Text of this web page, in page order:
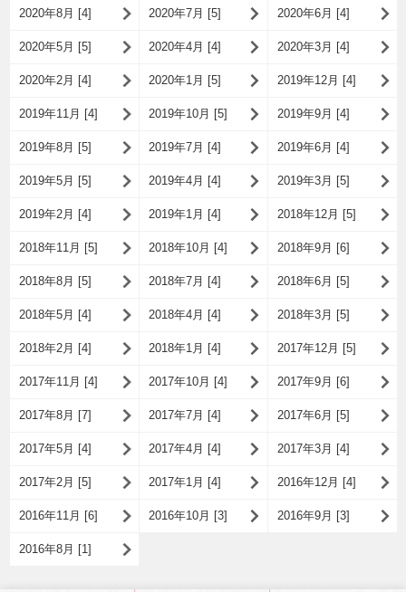
2020年8月 [4] 2020年7月 [5] 2020年6月 [4]
2020年5月 [5] 2020年4月 [4] 2020年3月 [4]
2020年2月 [4] 2020年1月 [5] 2019年12月 [4]
2019年11月 [4] 2019年10月 [5] 2019年9月 [4]
2019年8月 [5] 2019年7月 [4] 2019年6月 [4]
2019年5月 [5] 2019年4月 [4] 2019年3月 [5]
2019年2月 [4] 2019年1月 [4] 2018年12月 [5]
2018年11月 [5] 2018年10月 [4] 2018年9月 [6]
2018年8月 [5] 2018年7月 [4] 2018年6月 [5]
2018年5月 [4] 2018年4月 [4] 2018年3月 [5]
2018年2月 [4] 2018年1月 [4] 2017年12月 [5]
2017年11月 [4] 2017年10月 [4] 2017年9月 [6]
2017年8月 [7] 2017年7月 [4] 2017年6月 [5]
2017年5月 [4] 2017年4月 [4] 2017年3月 [4]
2017年2月 [5] 2017年1月 [4] 2016年12月 [4]
2016年11月 [6] 2016年10月 [3] 2016年9月 [3]
2016年8月 [1]